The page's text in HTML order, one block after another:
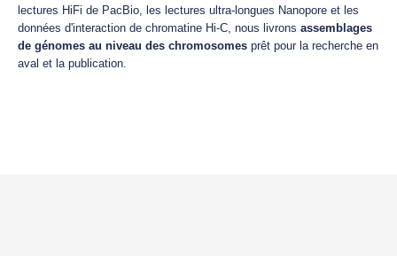
lectures HiFi de PacBio, les lectures ultra-longues Nanopore et les
données d'interaction de chromatine Hi-C, nous livrons assemblages
de génomes au niveau des chromosomes prêt pour la recherche en
aval et la publication.